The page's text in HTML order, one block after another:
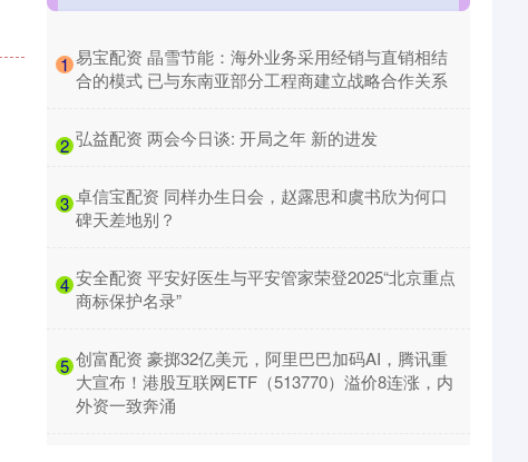
1 ​易宝配资 晶雪节能：海外业务采用经销与直销相结
合的模式 已与东南亚部分工程商建立战略合作关系
2 ​弘益配资 两会今日谈: 开局之年 新的进发
3 ​卓信宝配资 同样办生日会，赵露思和虞书欣为何口
碑天差地别？
4 ​安全配资 平安好医生与平安管家荣登2025“北京重点
商标保护名录”
5 ​创富配资 豪掷32亿美元，阿里巴巴加码AI，腾讯重
大宣布！港股互联网ETF（513770）溢价8连涨，内
外资一致奔涌